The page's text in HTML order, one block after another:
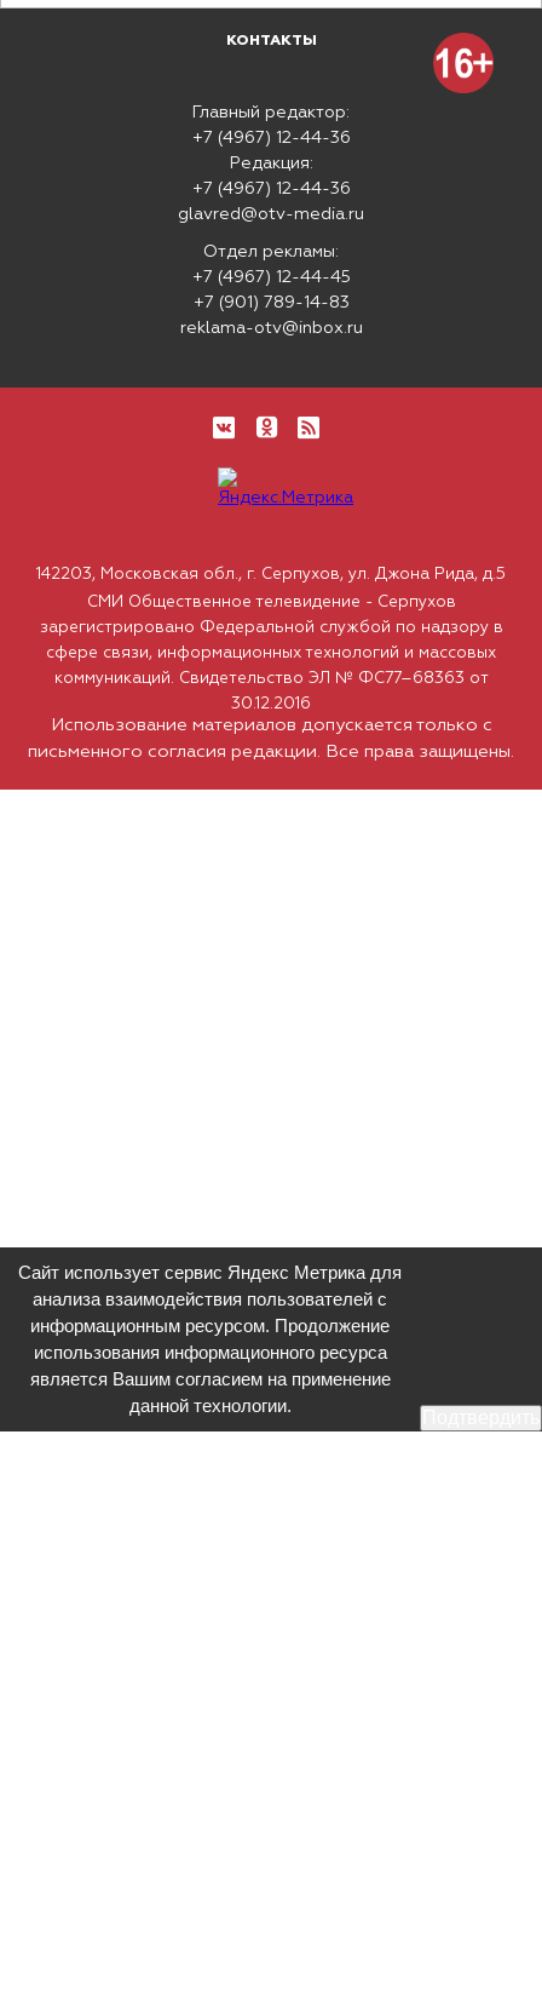
КОНТАКТЫ
Главный редактор:
+7 (4967) 12-44-36
Редакция:
+7 (4967) 12-44-36
glavred@otv-media.ru
Отдел рекламы:
+7 (4967) 12-44-45
+7 (901) 789-14-83
reklama-otv@inbox.ru
Использование материалов допускается только с
письменного согласия редакции. Все права защищены.
142203, Московская обл., г. Серпухов, ул. Джона Рида, д.5
СМИ Общественное телевидение - Серпухов
зарегистрировано Федеральной службой по надзору в
сфере связи, информационных технологий и массовых
коммуникаций. Свидетельство ЭЛ № ФС77–68363 от
30.12.2016
Сайт использует сервис Яндекс Метрика для
анализа взаимодействия пользователей с
информационным ресурсом. Продолжение
использования информационного ресурса
является Вашим согласием на применение
данной технологии.